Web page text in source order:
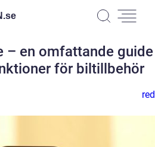
se
– en omfattande
för biltillbehör